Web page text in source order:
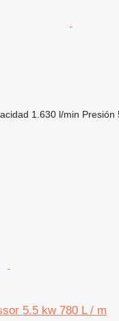
1.630 l/min Presión
5.5 kw 780 L / m